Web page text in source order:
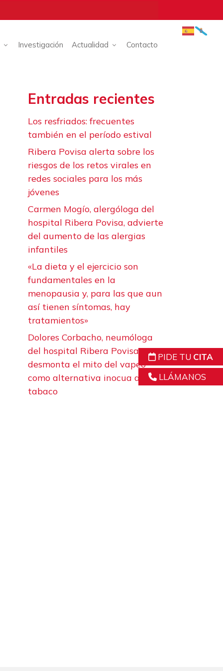
PIDE TU CITA
LLÁMANOS
Investigación Actualidad Contacto
Entradas recientes
Los resfriados: frecuentes
también en el período estival
Ribera Povisa alerta sobre los
riesgos de los retos virales en
redes sociales para los más
jóvenes
Carmen Mogío, alergóloga del
hospital Ribera Povisa, advierte
del aumento de las alergias
infantiles
«La dieta y el ejercicio son
fundamentales en la
menopausia y, para las que aun
así tienen síntomas, hay
tratamientos»
Dolores Corbacho, neumóloga
del hospital Ribera Povisa,
desmonta el mito del vapeo
como alternativa inocua al
tabaco